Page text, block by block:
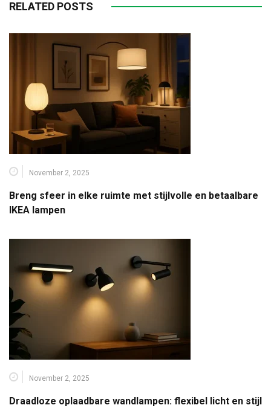
RELATED POSTS
November 2, 2025
Breng sfeer in elke ruimte met stijlvolle en betaalbare
IKEA lampen
November 2, 2025
Draadloze oplaadbare wandlampen: flexibel licht en stijl